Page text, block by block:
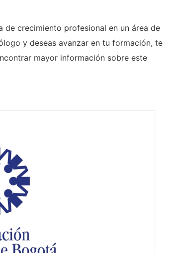
de crecimiento profesional en un área de
y deseas avanzar en tu formación, te
mayor información sobre este